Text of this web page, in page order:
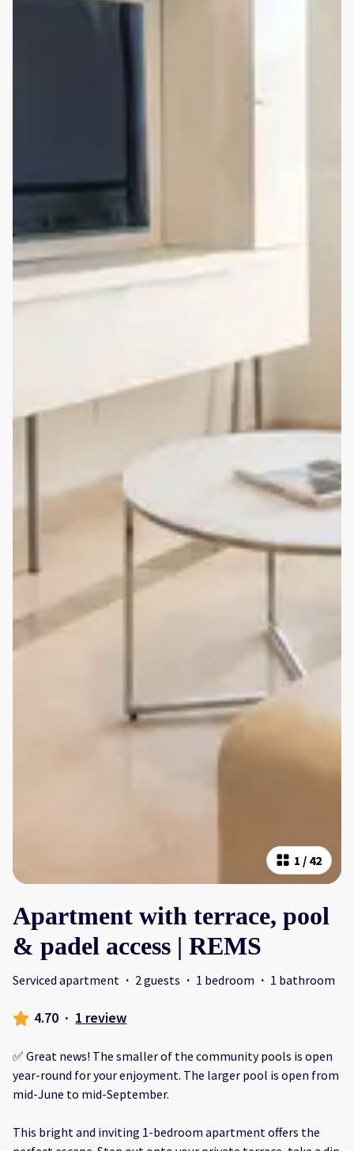
1 / 42
Apartment with terrace, pool
& padel access | REMS
Serviced apartment · 2 guests · 1 bedroom · 1 bathroom
4.70 · 1 review
✅ Great news! The smaller of the community pools is open
year-round for your enjoyment. The larger pool is open from
mid-June to mid-September.
This bright and inviting 1-bedroom apartment offers the